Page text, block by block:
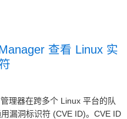
查看 Linux 实
理器在跨多个 Linux 平台的队
漏洞标识符 (CVE ID)。CVE ID